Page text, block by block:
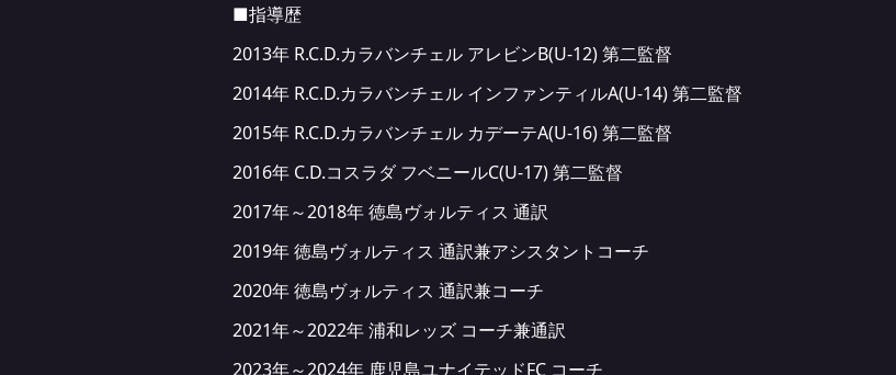
■指導歴
2013年 R.C.D.カラバンチェル アレビンB(U-12) 第二監督
2014年 R.C.D.カラバンチェル インファンティルA(U-14) 第二監督
2015年 R.C.D.カラバンチェル カデーテA(U-16) 第二監督
2016年 C.D.コスラダ フベニールC(U-17) 第二監督
2017年～2018年 徳島ヴォルティス 通訳
2019年 徳島ヴォルティス 通訳兼アシスタントコーチ
2020年 徳島ヴォルティス 通訳兼コーチ
2021年～2022年 浦和レッズ コーチ兼通訳
2023年～2024年 鹿児島ユナイテッドFC コーチ